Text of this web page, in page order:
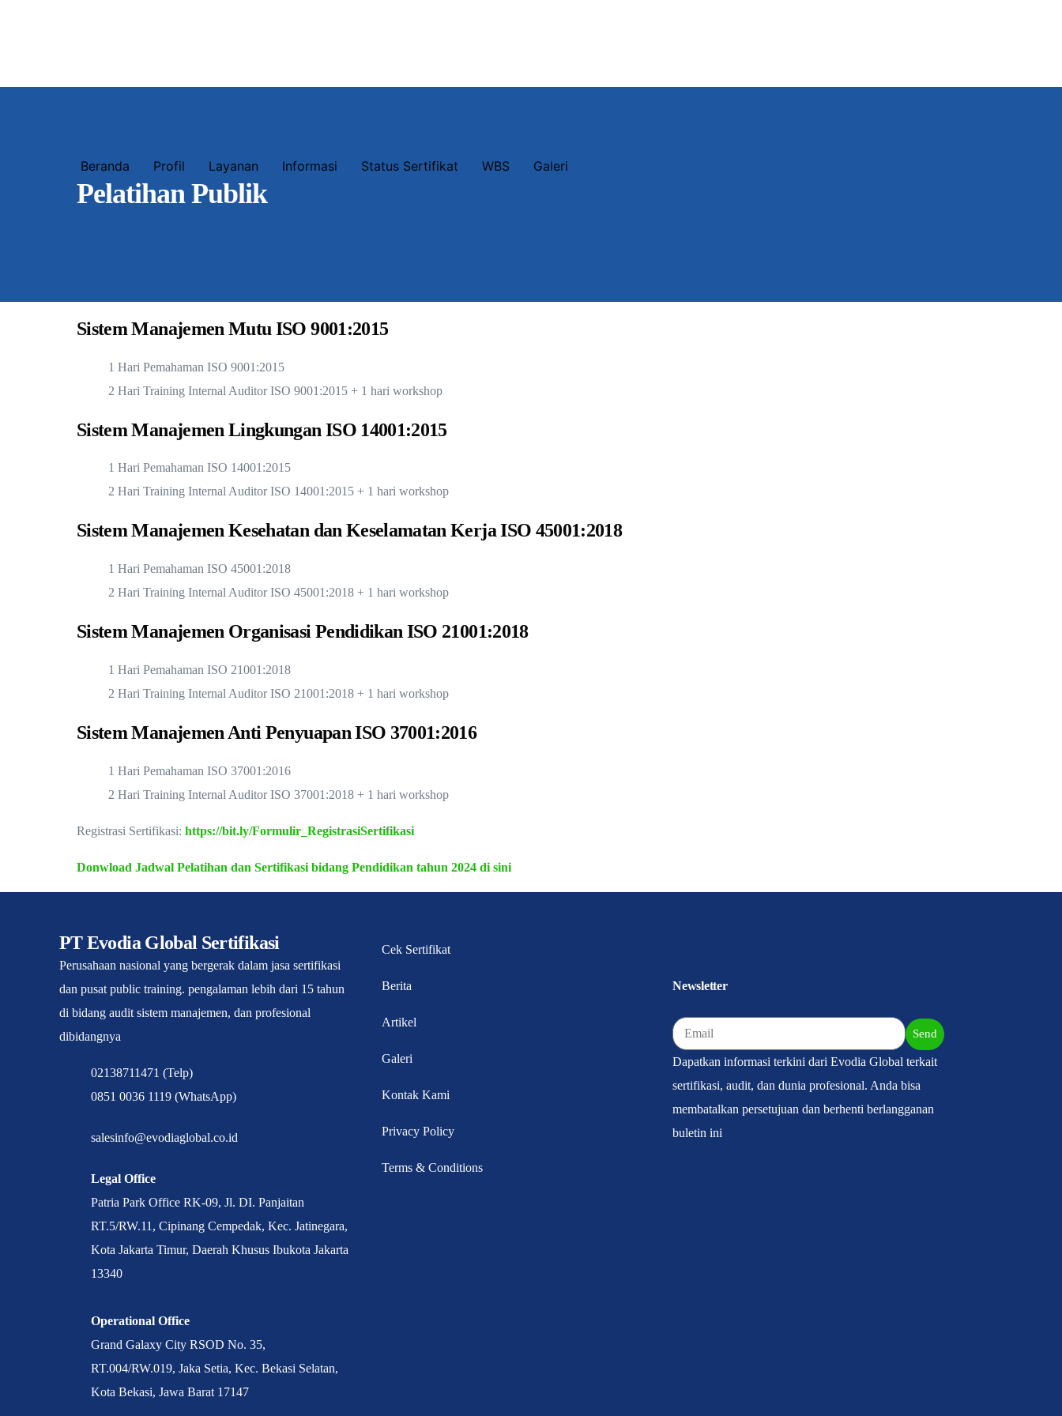
Beranda Profil Layanan Informasi Status Sertifikat WBS Galeri
Pelatihan Publik
Sistem Manajemen Mutu ISO 9001:2015
1 Hari Pemahaman ISO 9001:2015
2 Hari Training Internal Auditor ISO 9001:2015 + 1 hari workshop
Sistem Manajemen Lingkungan ISO 14001:2015
1 Hari Pemahaman ISO 14001:2015
2 Hari Training Internal Auditor ISO 14001:2015 + 1 hari workshop
Sistem Manajemen Kesehatan dan Keselamatan Kerja ISO 45001:2018
1 Hari Pemahaman ISO 45001:2018
2 Hari Training Internal Auditor ISO 45001:2018 + 1 hari workshop
Sistem Manajemen Organisasi Pendidikan ISO 21001:2018
1 Hari Pemahaman ISO 21001:2018
2 Hari Training Internal Auditor ISO 21001:2018 + 1 hari workshop
Sistem Manajemen Anti Penyuapan ISO 37001:2016
1 Hari Pemahaman ISO 37001:2016
2 Hari Training Internal Auditor ISO 37001:2018 + 1 hari workshop
Registrasi Sertifikasi: https://bit.ly/Formulir_RegistrasiSertifikasi
Donwload Jadwal Pelatihan dan Sertifikasi bidang Pendidikan tahun 2024 di sini
PT Evodia Global Sertifikasi
Perusahaan nasional yang bergerak dalam jasa sertifikasi
dan pusat public training. pengalaman lebih dari 15 tahun
di bidang audit sistem manajemen, dan profesional
dibidangnya
02138711471 (Telp)
0851 0036 1119 (WhatsApp)
salesinfo@evodiaglobal.co.id
Legal Office
Patria Park Office RK-09, Jl. DI. Panjaitan
RT.5/RW.11, Cipinang Cempedak, Kec. Jatinegara,
Kota Jakarta Timur, Daerah Khusus Ibukota Jakarta
13340
Operational Office
Grand Galaxy City RSOD No. 35,
RT.004/RW.019, Jaka Setia, Kec. Bekasi Selatan,
Kota Bekasi, Jawa Barat 17147
Cek Sertifikat
Berita
Artikel
Galeri
Kontak Kami
Privacy Policy
Terms & Conditions
Newsletter
Send
Dapatkan informasi terkini dari Evodia Global terkait
sertifikasi, audit, dan dunia profesional. Anda bisa
membatalkan persetujuan dan berhenti berlangganan
buletin ini